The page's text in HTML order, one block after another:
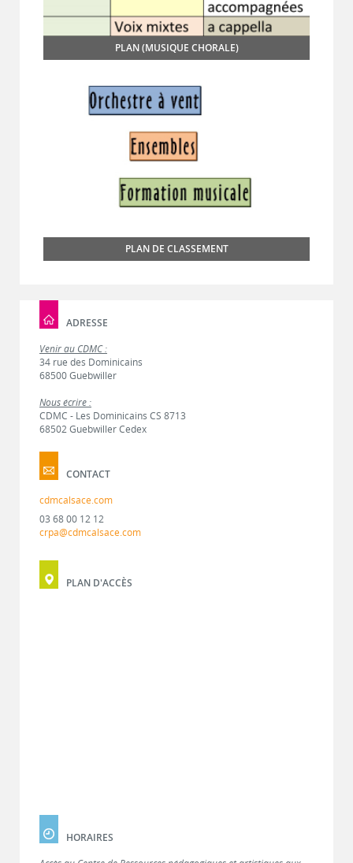
PLAN (MUSIQUE CHORALE)
PLAN DE CLASSEMENT
ADRESSE
Venir au CDMC :
34 rue des Dominicains
68500 Guebwiller
Nous écrire :
CDMC - Les Dominicains CS 8713
68502 Guebwiller Cedex
CONTACT
cdmcalsace.com
03 68 00 12 12
crpa@cdmcalsace.com
PLAN D'ACCÈS
HORAIRES